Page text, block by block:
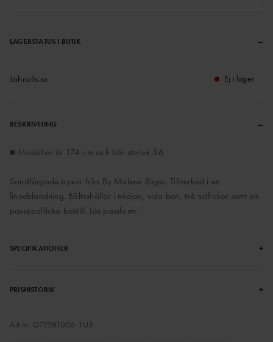
LAGERSTATUS I BUTIK –
Johnells.se Ej i lager
BESKRIVNING –
■ Modellen är 174 cm och bär storlek 36
Sandfärgade byxor från By Malene Birger. Tillverkad i en
linneblandning. Bälteshällor i midjan, vida ben, två sidfickor samt en
passpoalficka baktill. Lös passform.
SPECIFIKATIONER +
PRISHISTORIK +
Art.nr. Q72281006-1U3